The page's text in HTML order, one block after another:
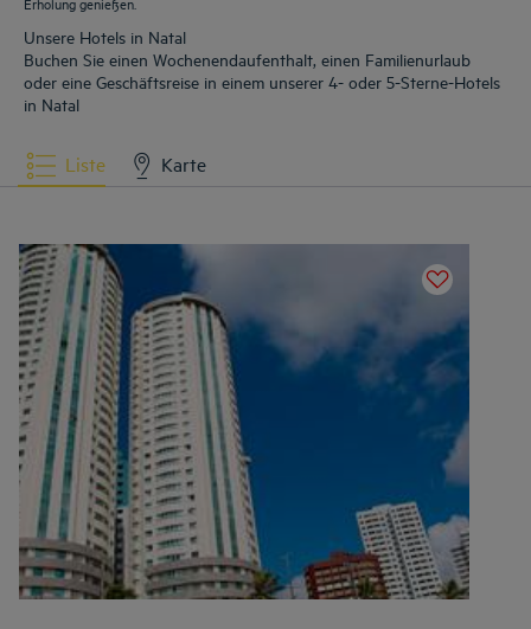
Unsere Hotels in Natal
Buchen Sie einen Wochenendaufenthalt, einen Familienurlaub
oder eine Geschäftsreise in einem unserer 4- oder 5-Sterne-Hotels
in Natal
Liste Karte